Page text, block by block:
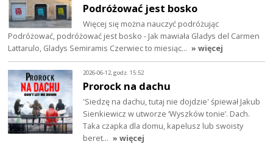
Podróżować jest bosko
Więcej się można nauczyć podróżując
Podróżować, podróżować jest bosko - Jak mawiała Gladys del Carmen
Lattarulo, Gladys Semiramis Czerwiec to miesiąc… » więcej
2026-06-12, godz. 15:52
Prorock na dachu
'Siedzę na dachu, tutaj nie dojdzie' śpiewał Jakub
Sienkiewicz w utworze ‘Wyszków tonie’. Dach.
Taka czapka dla domu, kapelusz lub swoisty
beret… » więcej